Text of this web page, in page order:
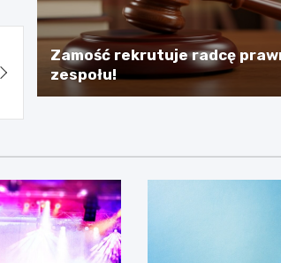
Zamość rekrutuje radcę
zespołu!